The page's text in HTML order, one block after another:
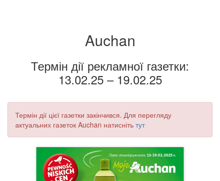
Auchan
Термін дії рекламної газетки:
13.02.25 – 19.02.25
Термін дії цієї газетки закінчився. Для перегляду
актуальних газеток Auchan натисніть тут